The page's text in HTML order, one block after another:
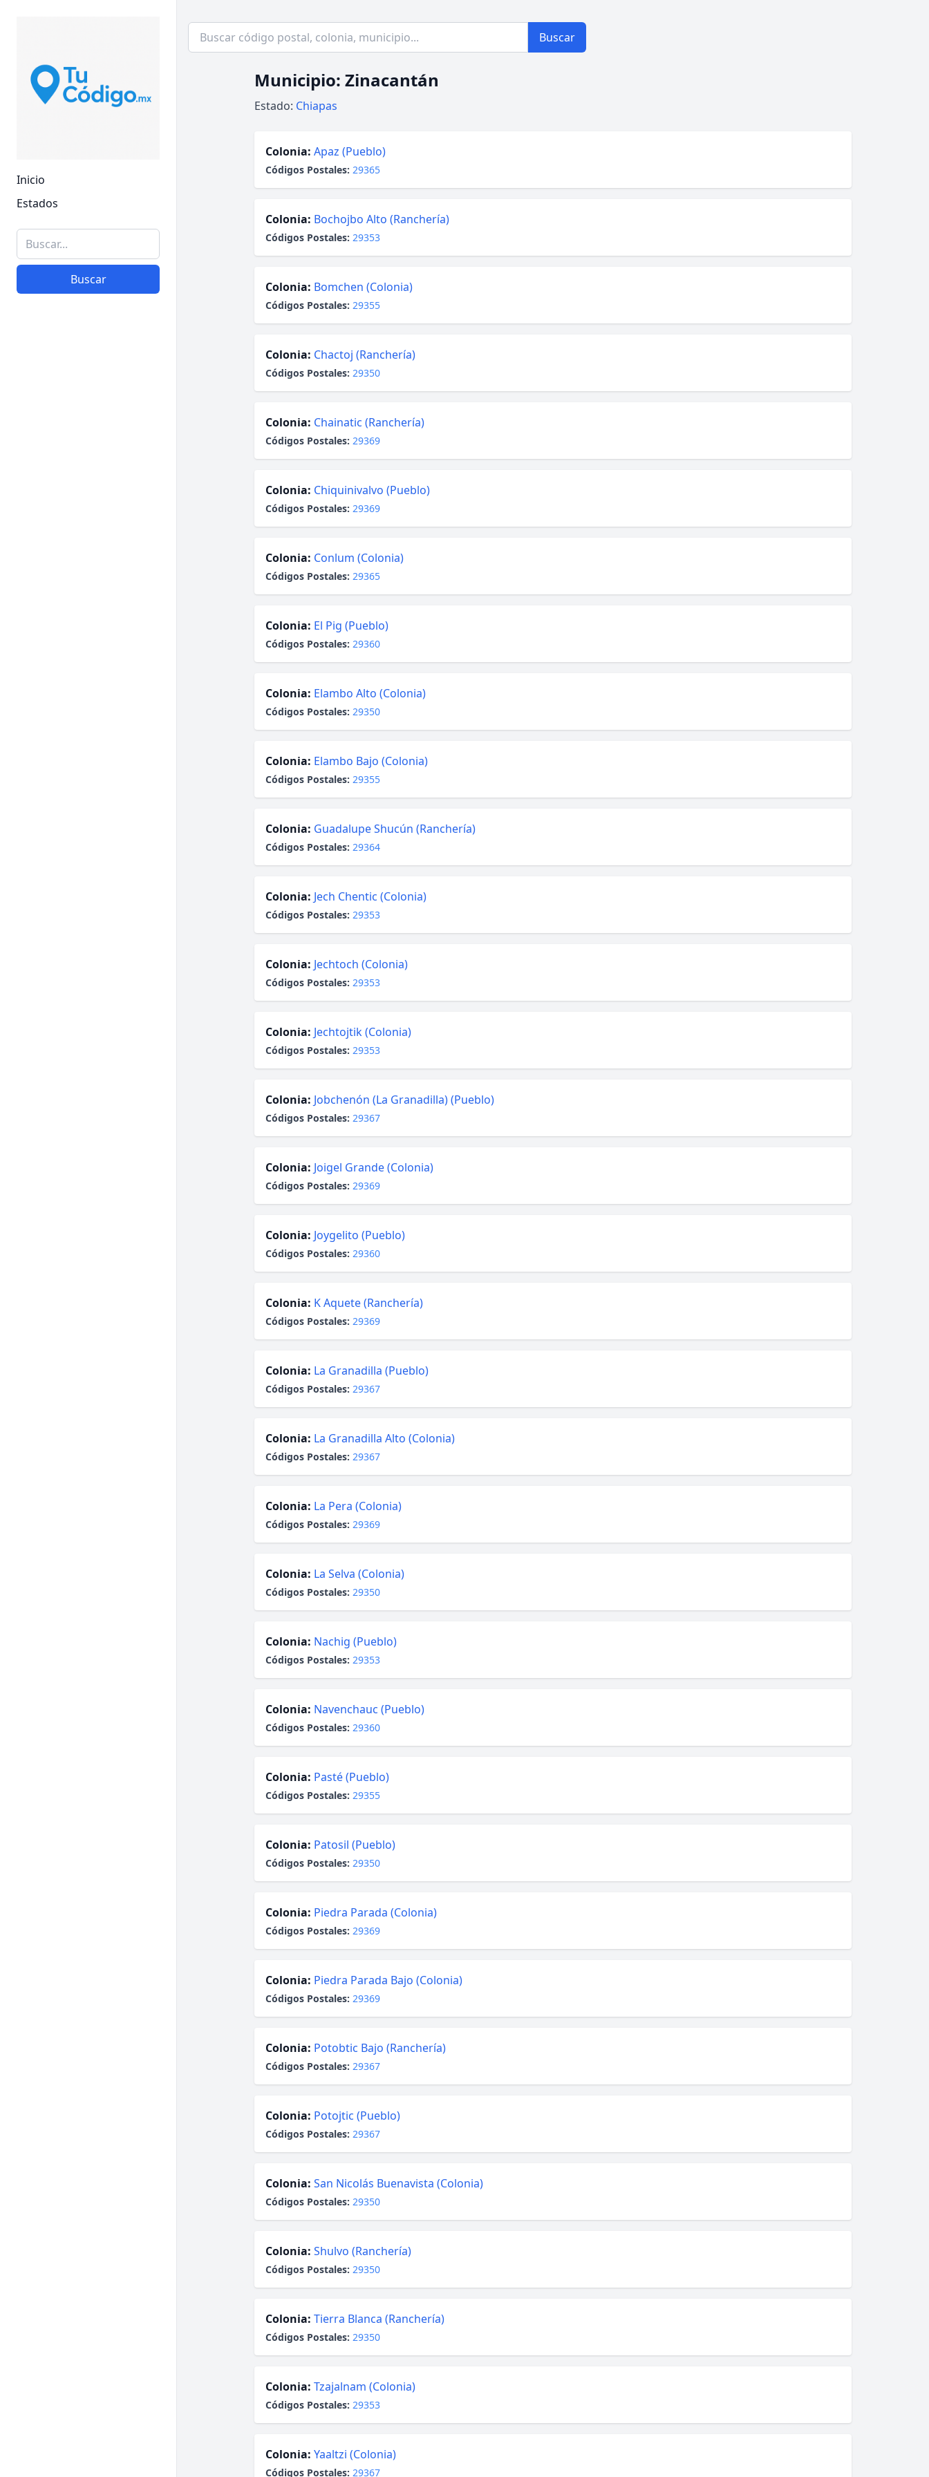
Inicio
Estados
Buscar
Buscar
Municipio: Zinacantán
Estado: Chiapas
Colonia: Apaz (Pueblo)
Códigos Postales: 29365
Colonia: Bochojbo Alto (Ranchería)
Códigos Postales: 29353
Colonia: Bomchen (Colonia)
Códigos Postales: 29355
Colonia: Chactoj (Ranchería)
Códigos Postales: 29350
Colonia: Chainatic (Ranchería)
Códigos Postales: 29369
Colonia: Chiquinivalvo (Pueblo)
Códigos Postales: 29369
Colonia: Conlum (Colonia)
Códigos Postales: 29365
Colonia: El Pig (Pueblo)
Códigos Postales: 29360
Colonia: Elambo Alto (Colonia)
Códigos Postales: 29350
Colonia: Elambo Bajo (Colonia)
Códigos Postales: 29355
Colonia: Guadalupe Shucún (Ranchería)
Códigos Postales: 29364
Colonia: Jech Chentic (Colonia)
Códigos Postales: 29353
Colonia: Jechtoch (Colonia)
Códigos Postales: 29353
Colonia: Jechtojtik (Colonia)
Códigos Postales: 29353
Colonia: Jobchenón (La Granadilla) (Pueblo)
Códigos Postales: 29367
Colonia: Joigel Grande (Colonia)
Códigos Postales: 29369
Colonia: Joygelito (Pueblo)
Códigos Postales: 29360
Colonia: K Aquete (Ranchería)
Códigos Postales: 29369
Colonia: La Granadilla (Pueblo)
Códigos Postales: 29367
Colonia: La Granadilla Alto (Colonia)
Códigos Postales: 29367
Colonia: La Pera (Colonia)
Códigos Postales: 29369
Colonia: La Selva (Colonia)
Códigos Postales: 29350
Colonia: Nachig (Pueblo)
Códigos Postales: 29353
Colonia: Navenchauc (Pueblo)
Códigos Postales: 29360
Colonia: Pasté (Pueblo)
Códigos Postales: 29355
Colonia: Patosil (Pueblo)
Códigos Postales: 29350
Colonia: Piedra Parada (Colonia)
Códigos Postales: 29369
Colonia: Piedra Parada Bajo (Colonia)
Códigos Postales: 29369
Colonia: Potobtic Bajo (Ranchería)
Códigos Postales: 29367
Colonia: Potojtic (Pueblo)
Códigos Postales: 29367
Colonia: San Nicolás Buenavista (Colonia)
Códigos Postales: 29350
Colonia: Shulvo (Ranchería)
Códigos Postales: 29350
Colonia: Tierra Blanca (Ranchería)
Códigos Postales: 29350
Colonia: Tzajalnam (Colonia)
Códigos Postales: 29353
Colonia: Yaaltzi (Colonia)
Códigos Postales: 29367